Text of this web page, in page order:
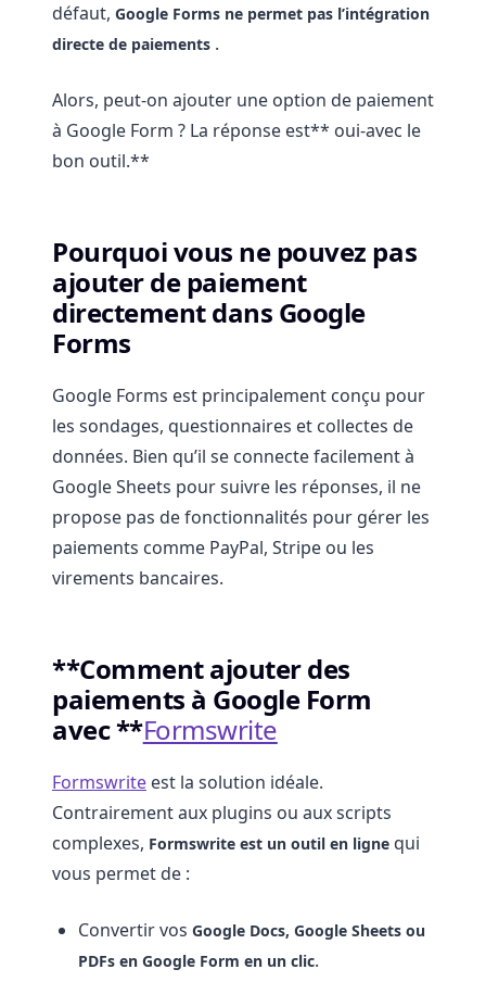
défaut, Google Forms ne permet pas l’intégration
directe de paiements .
Alors, peut-on ajouter une option de paiement
à Google Form ? La réponse est** oui-avec le
bon outil.**
Pourquoi vous ne pouvez pas
ajouter de paiement
directement dans Google
Forms
Google Forms est principalement conçu pour
les sondages, questionnaires et collectes de
données. Bien qu’il se connecte facilement à
Google Sheets pour suivre les réponses, il ne
propose pas de fonctionnalités pour gérer les
paiements comme PayPal, Stripe ou les
virements bancaires.
**Comment ajouter des
paiements à Google Form
avec **Formswrite
Formswrite est la solution idéale.
Contrairement aux plugins ou aux scripts
complexes, Formswrite est un outil en ligne qui
vous permet de :
Convertir vos Google Docs, Google Sheets ou
PDFs en Google Form en un clic.